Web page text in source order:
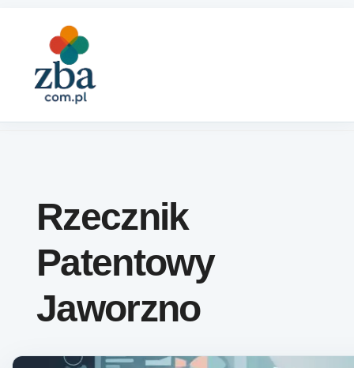
Rzecznik
Patentowy
Jaworzno